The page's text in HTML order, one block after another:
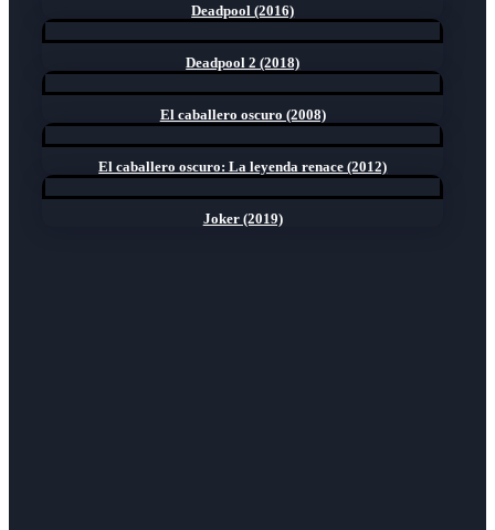
Deadpool (2016)
Deadpool 2 (2018)
El caballero oscuro (2008)
El caballero oscuro: La leyenda renace (2012)
Joker (2019)